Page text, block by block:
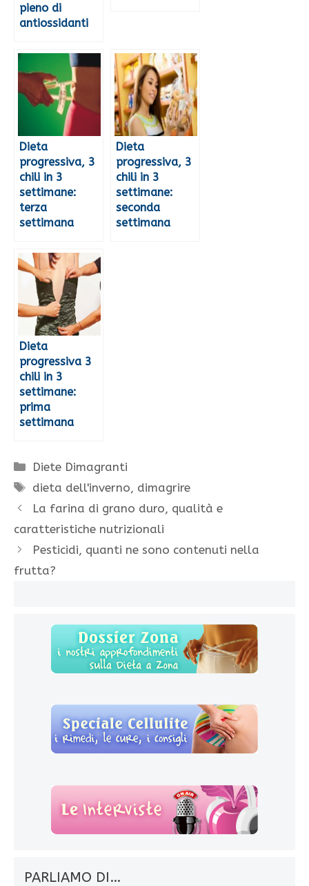
pieno di
antiossidanti
Dieta
progressiva, 3
chili in 3
settimane:
terza
settimana
Dieta
progressiva, 3
chili in 3
settimane:
seconda
settimana
Dieta
progressiva 3
chili in 3
settimane:
prima
settimana
Categorie
Diete Dimagranti
Tag
dieta dell'inverno, dimagrire
La farina di grano duro, qualità e
caratteristiche nutrizionali
Pesticidi, quanti ne sono contenuti nella
frutta?
PARLIAMO DI…